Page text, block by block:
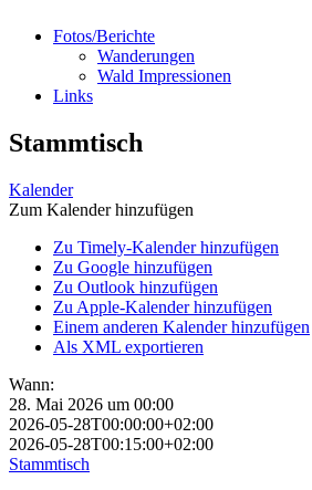
Fotos/Berichte
Wanderungen
Wald Impressionen
Links
Stammtisch
Kalender
Zum Kalender hinzufügen
Zu Timely-Kalender hinzufügen
Zu Google hinzufügen
Zu Outlook hinzufügen
Zu Apple-Kalender hinzufügen
Einem anderen Kalender hinzufügen
Als XML exportieren
Wann:
28. Mai 2026 um 00:00
2026-05-28T00:00:00+02:00
2026-05-28T00:15:00+02:00
Stammtisch